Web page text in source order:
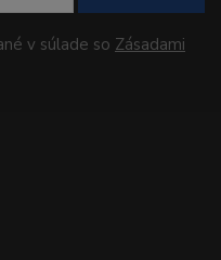
v súlade so Zásadami